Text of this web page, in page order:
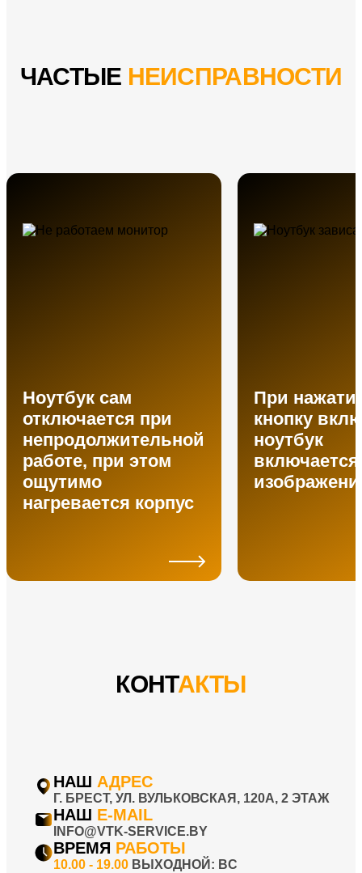
ЧАСТЫЕ НЕИСПРАВНОСТИ
Ноутбук сам
отключается при
непродолжительной
работе, при этом
ощутимо
нагревается корпус
При
кнопку
ноутбук
КОНТАКТЫ
НАШ АДРЕС
Г. БРЕСТ, УЛ. ВУЛЬКОВСКАЯ, 120А, 2 ЭТАЖ
НАШ E-MAIL
INFO@VTK-SERVICE.BY
ВРЕМЯ РАБОТЫ
10.00 - 19.00ВЫХОДНОЙ: ВC